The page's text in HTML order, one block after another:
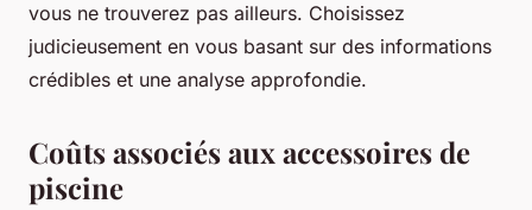
vous ne trouverez pas ailleurs. Choisissez
judicieusement en vous basant sur des informations
crédibles et une analyse approfondie.
Coûts associés aux accessoires de
piscine